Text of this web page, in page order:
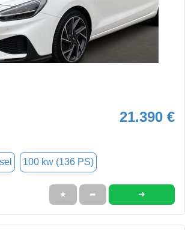
21.390 €
100 kw (136 PS)
★ ➦ ➜